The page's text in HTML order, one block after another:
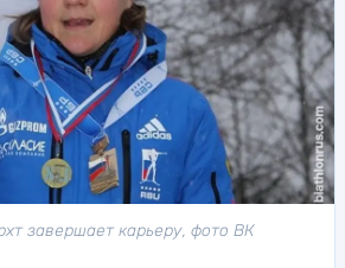
завершает карьеру, фото ВК